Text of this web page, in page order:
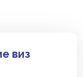
виз